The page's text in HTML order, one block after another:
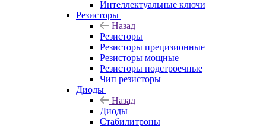
Интеллектуальные ключи
Резисторы
Назад
Резисторы
Резисторы прецизионные
Резисторы мощные
Резисторы подстроечные
Чип резисторы
Диоды
Назад
Диоды
Стабилитроны